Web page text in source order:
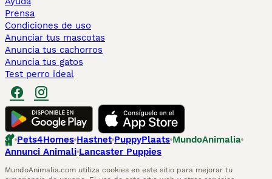
Prensa
Condiciones de uso
Anunciar tus mascotas
Anuncia tus cachorros
Anuncia tus gatos
Test perro ideal
Pets4Homes Hastnet PuppyPlaats MundoAnimalia
Annunci Animali Lancaster Puppies
MundoAnimalia.com utiliza cookies en este sitio para mejorar tu